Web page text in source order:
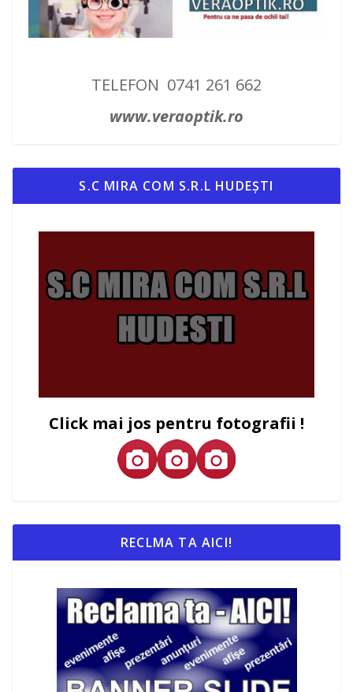
TELEFON 0741 261 662
www.veraoptik.ro
S.C MIRA COM S.R.L HUDEȘTI
Click mai jos pentru fotografii !
RECLMA TA AICI!